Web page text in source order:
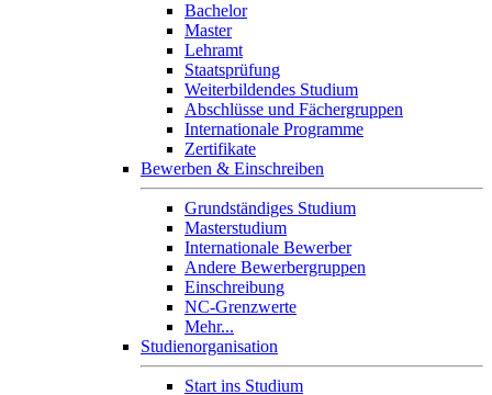
Bachelor
Master
Lehramt
Staatsprüfung
Weiterbildendes Studium
Abschlüsse und Fächergruppen
Internationale Programme
Zertifikate
Bewerben & Einschreiben
Grundständiges Studium
Masterstudium
Internationale Bewerber
Andere Bewerbergruppen
Einschreibung
NC-Grenzwerte
Mehr...
Studienorganisation
Start ins Studium